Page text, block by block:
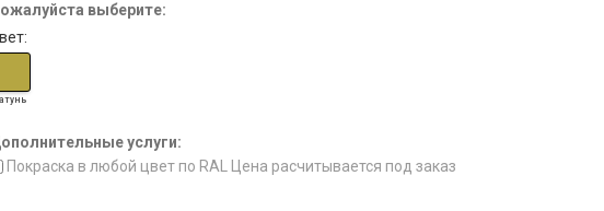
выберите:
услуги:
Покраска в любой цвет по RAL Цена расчитывается под заказ